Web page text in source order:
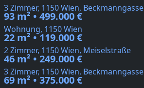
3 Zimmer, 1150 Wien, Beckmanngasse
93 m² • 499.000 €
Wohnung, 1150 Wien
22 m² • 119.000 €
2 Zimmer, 1150 Wien, Meiselstraße
46 m² • 249.000 €
3 Zimmer, 1150 Wien, Beckmanngasse
69 m² • 375.000 €